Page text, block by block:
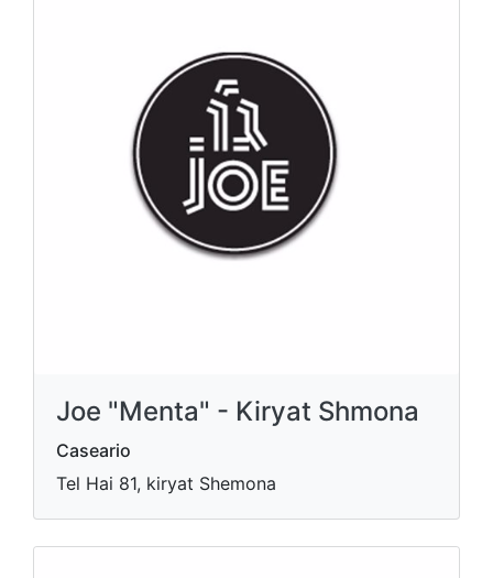
Joe "Menta" - Kiryat Shmona
Caseario
Tel Hai 81, kiryat Shemona